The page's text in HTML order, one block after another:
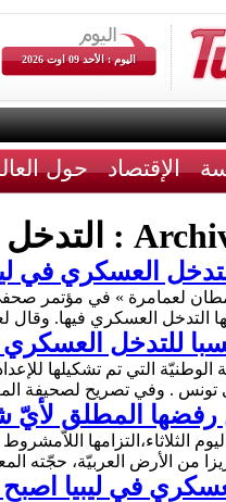
اليوم : الأحد 09 اوت 2026
الإقتصاد حول
العسكري في
لعمامرة » في مؤتمر
التدخل العسكري فيها. وقال
للتدخل العسكري
الوطنيّة التي تم تشكيلها
. وفي تصريح لصحيفة المغرب في
المطلق لأيّ
الثلاثاء،التزامها
من الأرض العربيّة، حجّته
في ليبيا